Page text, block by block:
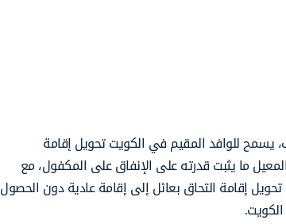
يسمح للوافد المقيم في الكويت تحويل إقامة
ما يثبت قدرته على الإنفاق على المكفول، مع
تحويل إقامة التحاق بعائل إلى إقامة عادية دون الحصول